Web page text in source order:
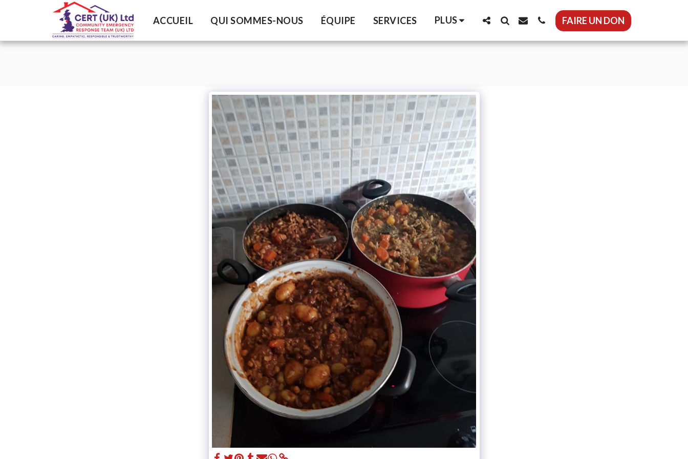
ACCUEIL QUI SOMMES-NOUS ÉQUIPE SERVICES PLUS FAIRE UN DON